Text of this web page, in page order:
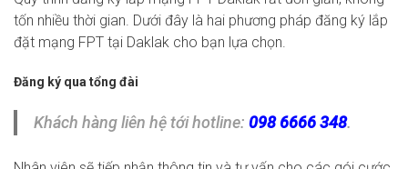
tốn nhiều thời gian. Dưới đây là hai phương pháp đăng ký lắp
đặt mạng FPT tại Daklak cho bạn lựa chọn.
Đăng ký qua tổng đài
Khách hàng liên hệ tới hotline: 098 6666 348.